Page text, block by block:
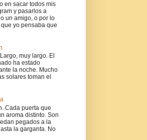
en sacar todos mis
y pasarlos a
un amigo, o por lo
yo pensaba que
muy largo. El
ha estado
la noche. Mucho
solares toman el
Cada puerta que
aroma distinto. Son
pegados a la
la garganta. No